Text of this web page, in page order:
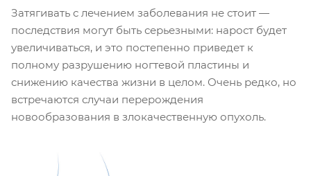
Затягивать с лечением заболевания не стоит —
последствия могут быть серьезными: нарост будет
увеличиваться, и это постепенно приведет к
полному разрушению ногтевой пластины и
снижению качества жизни в целом. Очень редко, но
встречаются случаи перерождения
новообразования в злокачественную опухоль.